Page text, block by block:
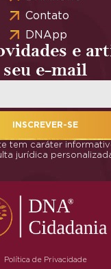
Contato
DNApp
e
seu e-mail
INSCREVER-SE
tem caráter
jurídica
Política de Privacidade